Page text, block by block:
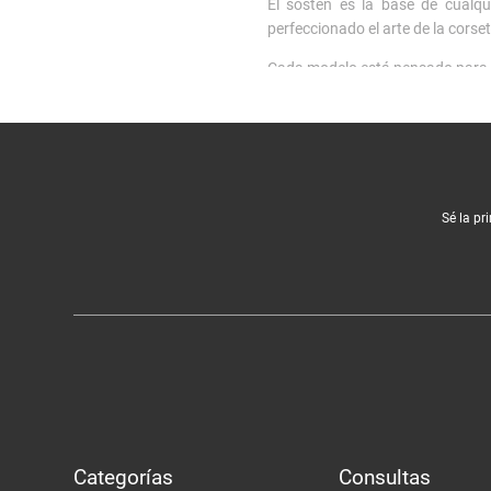
El sostén es la base de
perfeccionado el arte de la
Cada modelo está pensado
También contamos con
Nuestros están
Sé la
Categorías Consultas